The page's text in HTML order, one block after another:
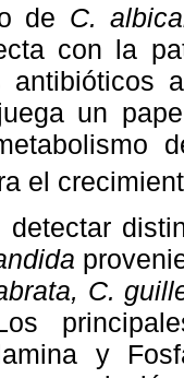
de C.
con la
un
el
detectar
C.
y